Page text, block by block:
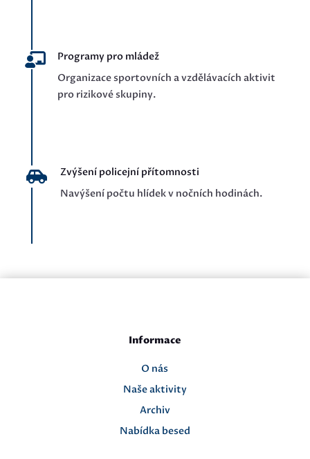

Programy pro mládež
Organizace sportovních a vzdělávacích aktivit
pro rizikové skupiny.

Zvýšení policejní přítomnosti
Navýšení počtu hlídek v nočních hodinách.
Informace
O nás
Naše aktivity
Archiv
Nabídka besed